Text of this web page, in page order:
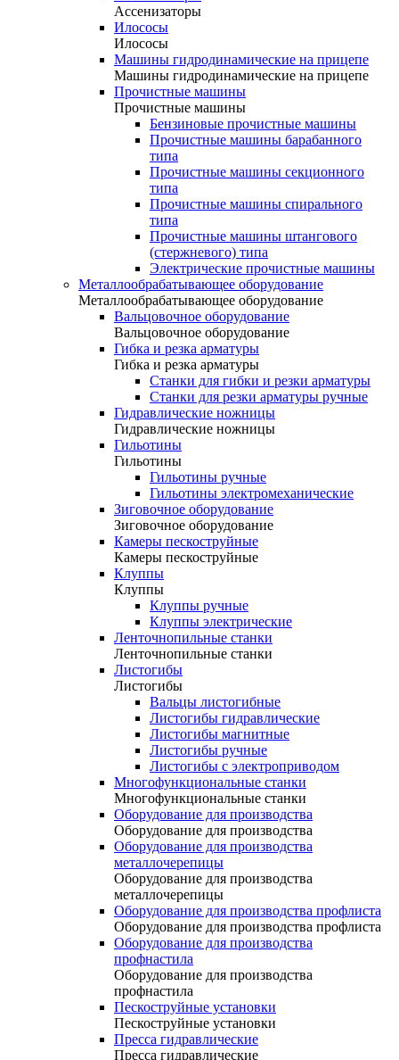
Ассенизаторы
Илососы
Илососы
Машины гидродинамические на прицепе
Машины гидродинамические на прицепе
Прочистные машины
Прочистные машины
Бензиновые прочистные машины
Прочистные машины барабанного
типа
Прочистные машины секционного
типа
Прочистные машины спирального
типа
Прочистные машины штангового
(стержневого) типа
Электрические прочистные машины
Металлообрабатывающее оборудование
Металлообрабатывающее оборудование
Вальцовочное оборудование
Вальцовочное оборудование
Гибка и резка арматуры
Гибка и резка арматуры
Станки для гибки и резки арматуры
Станки для резки арматуры ручные
Гидравлические ножницы
Гидравлические ножницы
Гильотины
Гильотины
Гильотины ручные
Гильотины электромеханические
Зиговочное оборудование
Зиговочное оборудование
Камеры пескоструйные
Камеры пескоструйные
Клуппы
Клуппы
Клуппы ручные
Клуппы электрические
Ленточнопильные станки
Ленточнопильные станки
Листогибы
Листогибы
Вальцы листогибные
Листогибы гидравлические
Листогибы магнитные
Листогибы ручные
Листогибы с электроприводом
Многофункциональные станки
Многофункциональные станки
Оборудование для производства
Оборудование для производства
Оборудование для производства
металлочерепицы
Оборудование для производства
металлочерепицы
Оборудование для производства профлиста
Оборудование для производства профлиста
Оборудование для производства
профнастила
Оборудование для производства
профнастила
Пескоструйные установки
Пескоструйные установки
Пресса гидравлические
Пресса гидравлические